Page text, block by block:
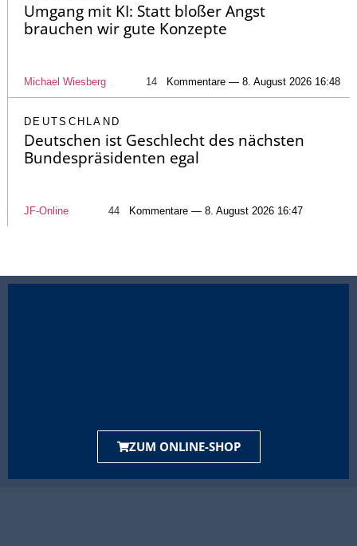
Umgang mit KI: Statt bloßer Angst
brauchen wir gute Konzepte
Michael Wiesberg 14 Kommentare — 8. August 2026 16:48
DEUTSCHLAND
Deutschen ist Geschlecht des nächsten
Bundespräsidenten egal
JF-Online 44 Kommentare — 8. August 2026 16:47
ZUM ONLINE-SHOP